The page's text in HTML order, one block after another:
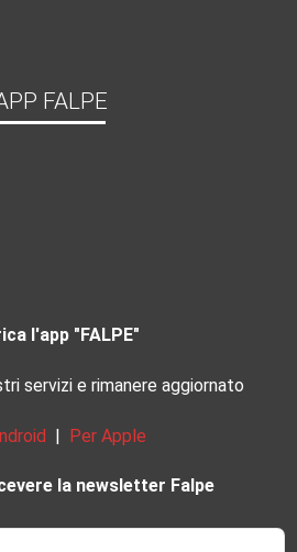
FALPE
l'app "FALPE"
servizi e rimanere aggiornato
| Per Apple
la newsletter Falpe